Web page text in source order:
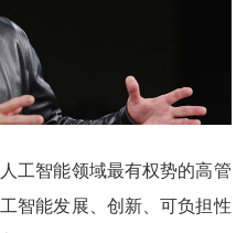
工智能领域最有权势的高管
智能发展、创新、可负担性